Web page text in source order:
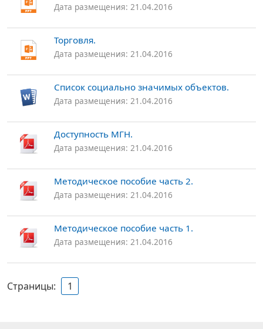
Дата размещения: 21.04.2016
Торговля.
Дата размещения: 21.04.2016
Список социально значимых объектов.
Дата размещения: 21.04.2016
Доступность МГН.
Дата размещения: 21.04.2016
Методическое пособие часть 2.
Дата размещения: 21.04.2016
Методическое пособие часть 1.
Дата размещения: 21.04.2016
Страницы: 1